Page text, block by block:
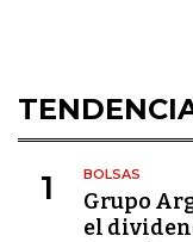
1 BOLSAS
Grupo
el